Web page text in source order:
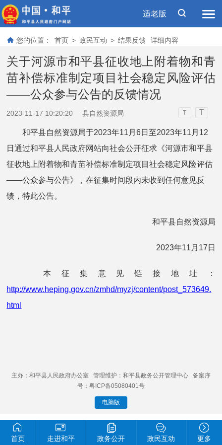
适老版
您的位置： 首页 > 政民互动 > 结果反馈 详细内容
关于河源市和平县征收地上附着物和青
苗补偿标准制定项目社会稳定风险评估
——公众参与公告的反馈情况
2023-11-17 10:20:20 县自然资源局 T T
和平县自然资源局于2023年11月6日至2023年11月12
日通过和平县人民政府网站向社会公开征求《河源市和平县
征收地上附着物和青苗补偿标准制定项目社会稳定风险评估
——公众参与公告》，在征集时间段内未收到任何意见反
馈，特此公告。
和平县自然资源局
2023年11月17日
本征集意见链接地址：
http://www.heping.gov.cn/zmhd/myzj/content/post_573649.
html
主办：和平县人民政府办公室 管理维护：和平县政务公开管理中心 备案序
号：粤ICP备05080401号
电脑版
首页 走进和平 政务公开 政民互动 更多